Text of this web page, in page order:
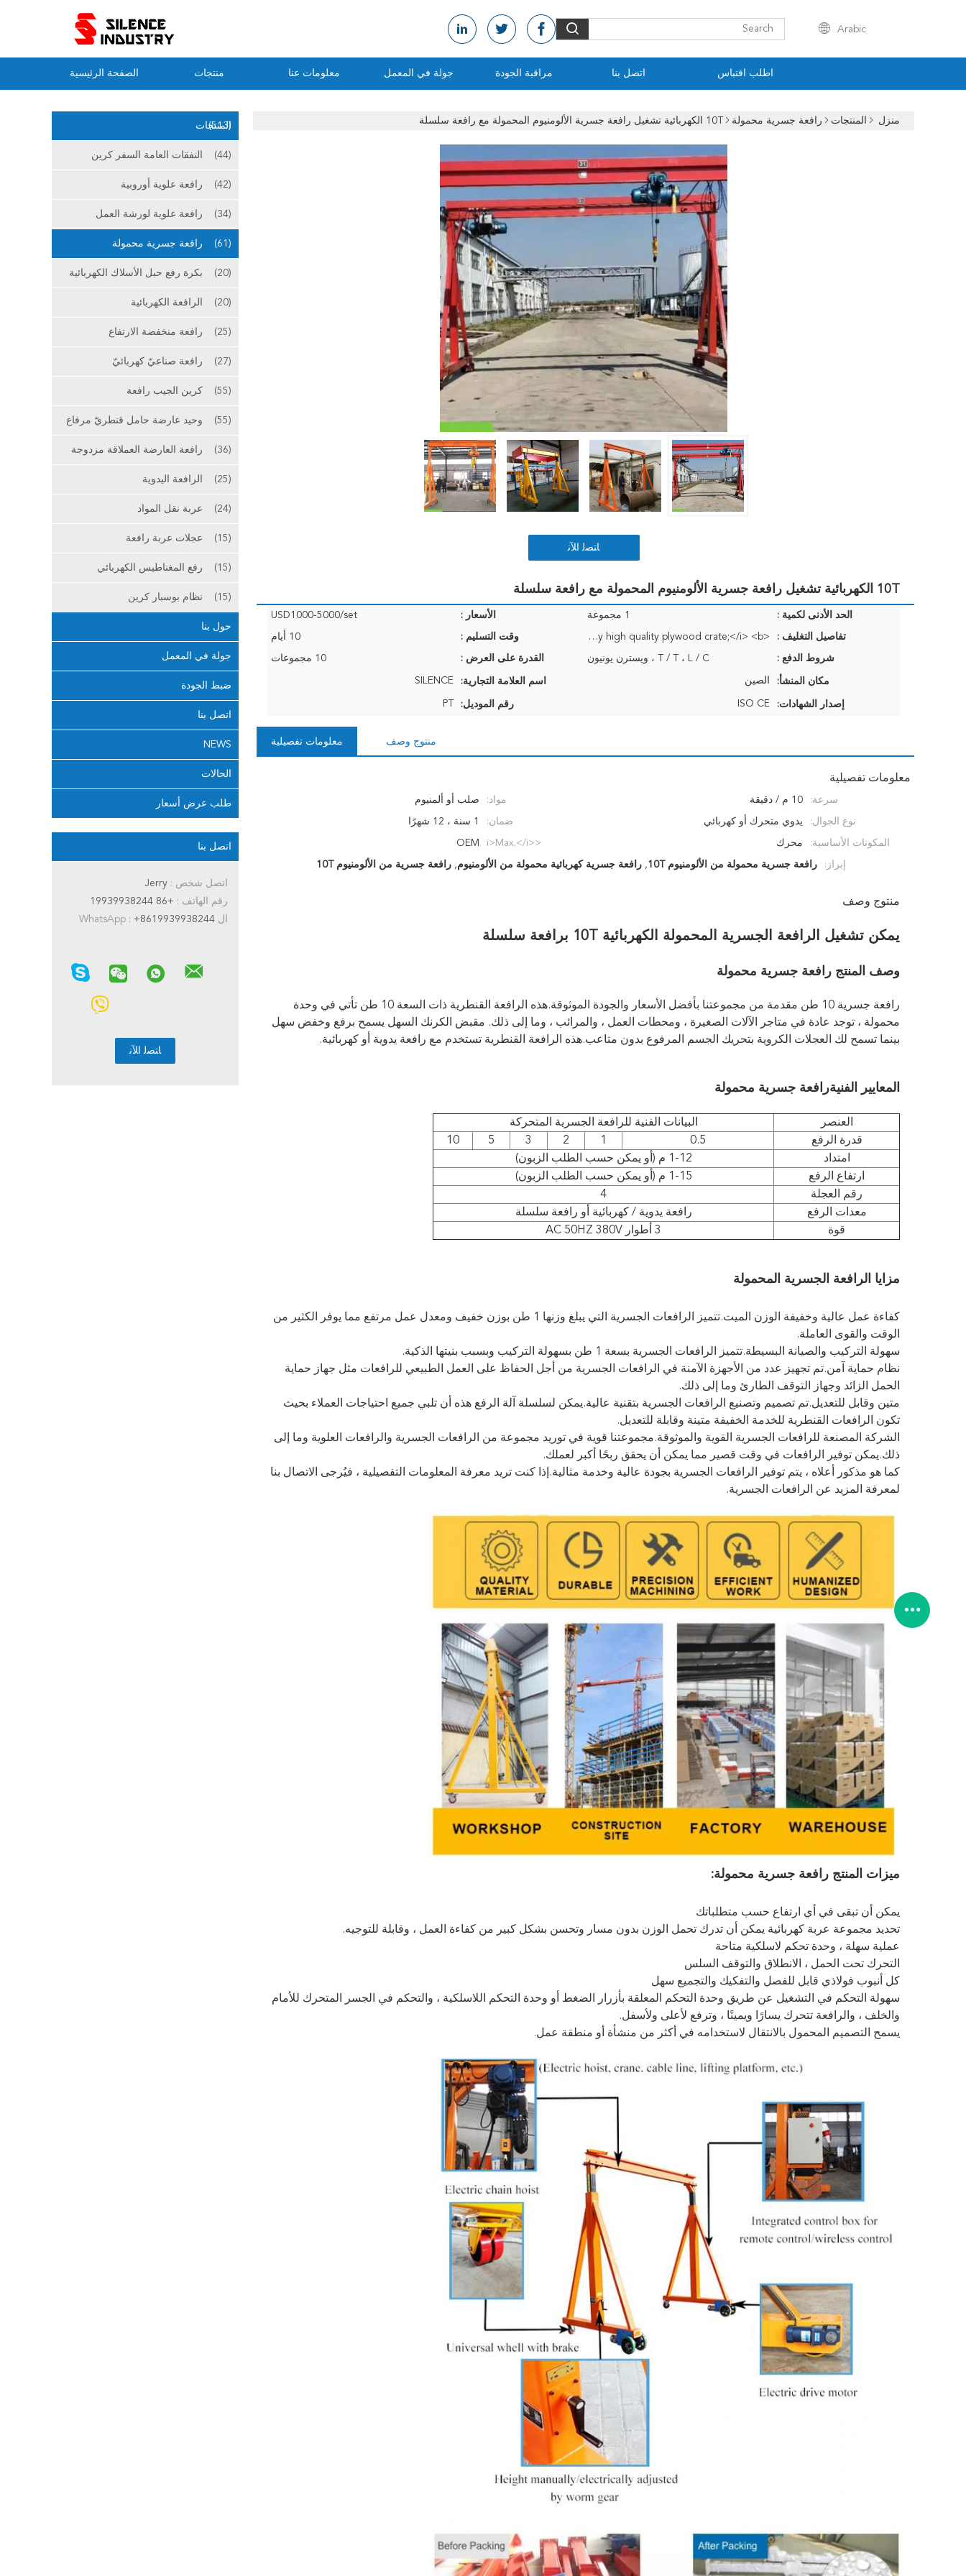
Arabic
الصفحة الرئيسية منتجات معلومات عنا جولة في المعمل مراقبة الجودة اتصل بنا اطلب اقتباس
المنتجات(513)
النفقات العامة السفر كرين (44)
رافعة علوية أوروبية (42)
رافعة علوية لورشة العمل (34)
رافعة جسرية محمولة (61)
بكرة رفع حبل الأسلاك الكهربائية (20)
الرافعة الكهربائية (20)
رافعة منخفضة الارتفاع (25)
رافعة صناعيّ كهربائيّ (27)
كرين الجيب رافعة (55)
وحيد عارضة حامل قنطريّ مرفاع (55)
رافعة العارضة العملاقة مزدوجة (36)
الرافعة اليدوية (25)
عربة نقل المواد (24)
عجلات عربة رافعة (15)
رفع المغناطيس الكهربائي (15)
نظام بوسبار كرين (15)
حول بنا
جولة في المعمل
ضبط الجودة
اتصل بنا
NEWS
الحالات
طلب عرض أسعار
اتصل بنا
اتصل شخص :
رقم الهاتف : +86 19939938244
ال WhatsApp : +8619939938244
منزل المنتجات رافعة جسرية محمولة 10T الكهربائية تشغيل رافعة جسرية الألومنيوم المحمولة مع رافعة سلسلة
ﺎﺘﺼﻟ ﺍﻶﻧ
10T الكهربائية تشغيل رافعة جسرية الألومنيوم المحمولة مع رافعة سلسلة
الحد الأدنى لكمية : 1 مجموعة الأسعار : USD1000-5000/set
تفاصيل التغليف : <i>Electrical, hoist and other parts packed by high quality plywood crate;</i> <b>أجزاء كهربائية ورا وقت التسليم : 10 أيام
شروط الدفع : T / T ، L / C ، ويسترن يونيون القدرة على العرض : 10 مجموعات
مكان المنشأ: الصين اسم العلامة التجارية: SILENCE
إصدار الشهادات: ISO CE رقم الموديل: PT
معلومات تفصيلية منتوج وصف
معلومات تفصيلية
سرعة: 10 م / دقيقة مواد: صلب أو ألمنيوم
نوع الجوال: يدوي متحرك أو كهربائي ضمان: 1 سنة ، 12 شهرًا
المكونات الأساسية: محرك <i>Max.</i>
<b>ماكس.</b>
OEM
إبراز: رافعة جسرية محمولة من الألومنيوم 10T , رافعة جسرية كهربائية محمولة من الألومنيوم, رافعة جسرية من الألومنيوم 10T
منتوج وصف
يمكن تشغيل الرافعة الجسرية المحمولة الكهربائية 10T برافعة سلسلة
وصف المنتج رافعة جسرية محمولة
رافعة جسرية 10 طن مقدمة من مجموعتنا بأفضل الأسعار والجودة الموثوقة.هذه الرافعة القنطرية ذات السعة 10 طن تأتي في وحدة
محمولة ، توجد عادة في متاجر الآلات الصغيرة ، ومحطات العمل ، والمرائب ، وما إلى ذلك. مقبض الكرنك السهل يسمح برفع وخفض سهل
بينما تسمح لك العجلات الكروية بتحريك الجسم المرفوع بدون متاعب.هذه الرافعة القنطرية تستخدم مع رافعة يدوية أو كهربائية.
المعايير الفنيةرافعة جسرية محمولة
العنصر
البيانات الفنية للرافعة الجسرية المتحركة
قدرة الرفع
0.5
1
2
3
5
10
امتداد
1-12 م (أو يمكن حسب الطلب الزبون)
ارتفاع الرفع
1-15 م (أو يمكن حسب الطلب الزبون)
رقم العجلة
4
معدات الرفع
رافعة يدوية / كهربائية أو رافعة سلسلة
قوة
3 أطوار AC 50HZ 380V
مزايا الرافعة الجسرية المحمولة
كفاءة عمل عالية وخفيفة الوزن الميت.تتميز الرافعات الجسرية التي يبلغ وزنها 1 طن بوزن خفيف ومعدل عمل مرتفع مما يوفر الكثير من
الوقت والقوى العاملة.
سهولة التركيب والصيانة البسيطة.تتميز الرافعات الجسرية بسعة 1 طن بسهولة التركيب وبسبب بنيتها الذكية.
نظام حماية آمن.تم تجهيز عدد من الأجهزة الآمنة في الرافعات الجسرية من أجل الحفاظ على العمل الطبيعي للرافعات مثل جهاز حماية
الحمل الزائد وجهاز التوقف الطارئ وما إلى ذلك.
متين وقابل للتعديل.تم تصميم وتصنيع الرافعات الجسرية بتقنية عالية.يمكن لسلسلة آلة الرفع هذه أن تلبي جميع احتياجات العملاء بحيث
تكون الرافعات القنطرية للخدمة الخفيفة متينة وقابلة للتعديل.
الشركة المصنعة للرافعات الجسرية القوية والموثوقة.مجموعتنا قوية في توريد مجموعة من الرافعات الجسرية والرافعات العلوية وما إلى
ذلك.يمكن توفير الرافعات في وقت قصير مما يمكن أن يحقق ربحًا أكبر لعملك.
كما هو مذكور أعلاه ، يتم توفير الرافعات الجسرية بجودة عالية وخدمة مثالية.إذا كنت تريد معرفة المعلومات التفصيلية ، فيُرجى الاتصال بنا
لمعرفة المزيد عن الرافعات الجسرية.
ميزات المنتج رافعة جسرية محمولة:
يمكن أن تبقى في أي ارتفاع حسب متطلباتك
تحديد مجموعة عربة كهربائية يمكن أن تدرك تحمل الوزن بدون مسار وتحسن بشكل كبير من كفاءة العمل ، وقابلة للتوجيه.
عملية سهلة ، وحدة تحكم لاسلكية متاحة
التحرك تحت الحمل ، الانطلاق والتوقف السلس
كل أنبوب فولاذي قابل للفصل والتفكيك والتجميع سهل
سهولة التحكم في التشغيل عن طريق وحدة التحكم المعلقة بأزرار الضغط أو وحدة التحكم اللاسلكية ، والتحكم في الجسر المتحرك للأمام
والخلف ، والرافعة تتحرك يسارًا ويمينًا ، وترفع لأعلى ولأسفل.
يسمح التصميم المحمول بالانتقال لاستخدامه في أكثر من منشأة أو منطقة عمل.